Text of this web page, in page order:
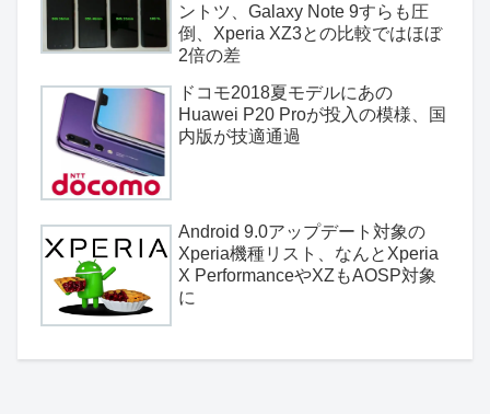
ントツ、Galaxy Note 9すらも圧
倒、Xperia XZ3との比較ではほぼ
2倍の差
ドコモ2018夏モデルにあの
Huawei P20 Proが投入の模様、国
内版が技適通過
Android 9.0アップデート対象の
Xperia機種リスト、なんとXperia
X PerformanceやXZもAOSP対象
に